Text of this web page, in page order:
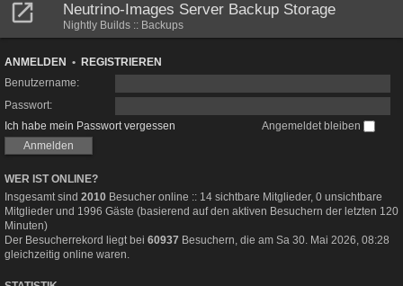
Neutrino-Images Server Backup Storage
Nightly Builds :: Backups
ANMELDEN • REGISTRIEREN
Benutzername:
Passwort:
Ich habe mein Passwort vergessen
Angemeldet bleiben
WER IST ONLINE?
Insgesamt sind 2010 Besucher online :: 14 sichtbare Mitglieder, 0 unsichtbare
Mitglieder und 1996 Gäste (basierend auf den aktiven Besuchern der letzten 120
Minuten)
Der Besucherrekord liegt bei 60937 Besuchern, die am Sa 30. Mai 2026, 08:28
gleichzeitig online waren.